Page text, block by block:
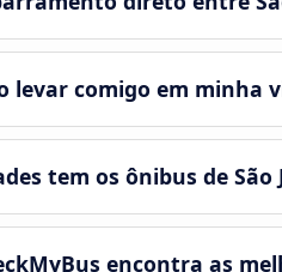
levar comigo em minha
tem os ônibus de São
encontra as